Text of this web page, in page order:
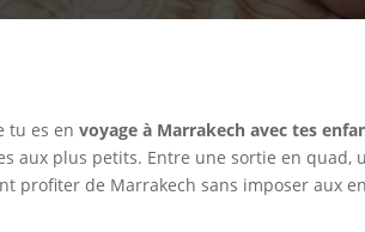
tu es en voyage à Marrakech avec tes
aux plus petits. Entre une sortie en
profiter de Marrakech sans imposer aux